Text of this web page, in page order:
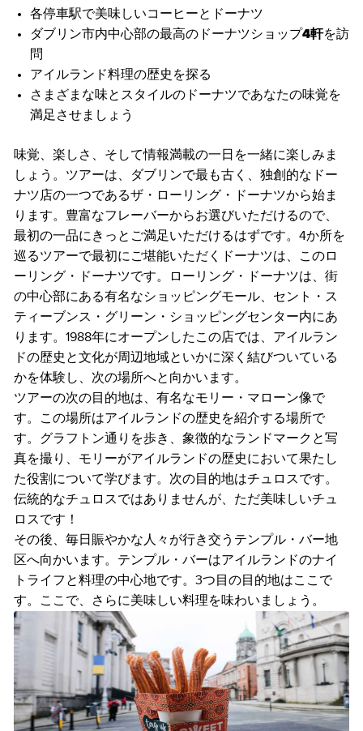
各停車駅で美味しいコーヒーとドーナツ
ダブリン市内中心部の最高のドーナツショップ4軒を訪
問
アイルランド料理の歴史を探る
さまざまな味とスタイルのドーナツであなたの味覚を
満足させましょう
味覚、楽しさ、そして情報満載の一日を一緒に楽しみま
しょう。ツアーは、ダブリンで最も古く、独創的なドー
ナツ店の一つであるザ・ローリング・ドーナツから始ま
ります。豊富なフレーバーからお選びいただけるので、
最初の一品にきっとご満足いただけるはずです。4か所を
巡るツアーで最初にご堪能いただくドーナツは、このロ
ーリング・ドーナツです。ローリング・ドーナツは、街
の中心部にある有名なショッピングモール、セント・ス
ティーブンス・グリーン・ショッピングセンター内にあ
ります。1988年にオープンしたこの店では、アイルラン
ドの歴史と文化が周辺地域といかに深く結びついている
かを体験し、次の場所へと向かいます。
ツアーの次の目的地は、有名なモリー・マローン像で
す。この場所はアイルランドの歴史を紹介する場所で
す。グラフトン通りを歩き、象徴的なランドマークと写
真を撮り、モリーがアイルランドの歴史において果たし
た役割について学びます。次の目的地はチュロスです。
伝統的なチュロスではありませんが、ただ美味しいチュ
ロスです！
その後、毎日賑やかな人々が行き交うテンプル・バー地
区へ向かいます。テンプル・バーはアイルランドのナイ
トライフと料理の中心地です。3つ目の目的地はここで
す。ここで、さらに美味しい料理を味わいましょう。